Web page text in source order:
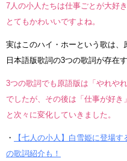
7人の小人たちは仕事ごとが大好
とてもかわいいですよね。
実はこのハイ・ホーという歌は
日本語版歌詞の3つの歌詞が存在
3つの歌詞でも原語版は「やれや
でしたが、その後は「仕事が好き
と次々に変化していきました。
・
【七人の小人】白雪姫に登場
の歌詞紹介も！